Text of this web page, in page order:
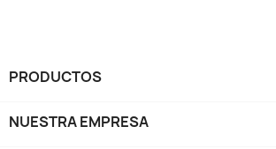
PRODUCTOS
NUESTRA EMPRESA